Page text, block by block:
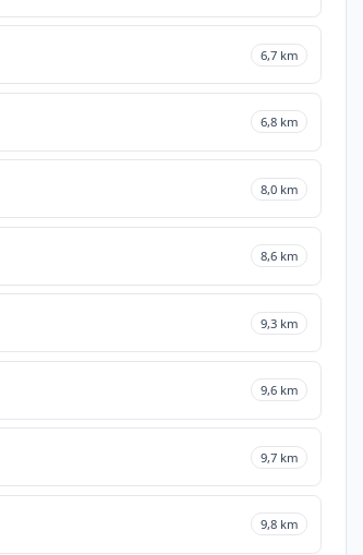
6,7 km
6,8 km
8,0 km
8,6 km
9,3 km
9,6 km
9,7 km
9,8 km